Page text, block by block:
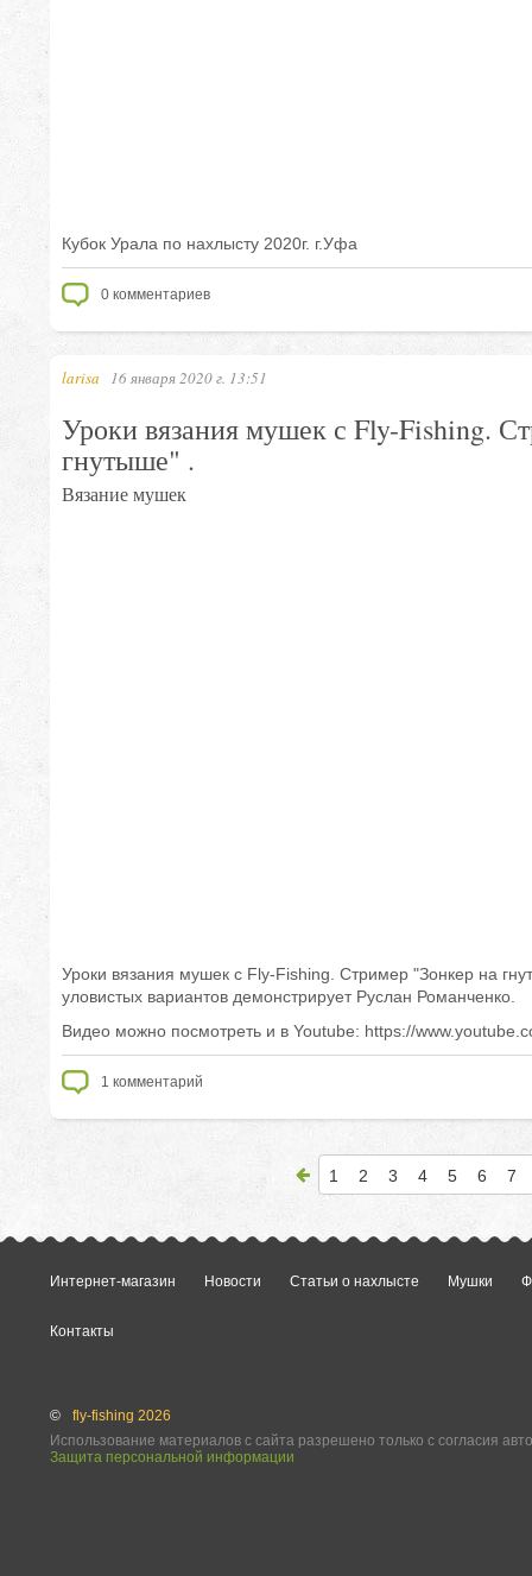
Кубок Урала по нахлысту 2020г. г.Уфа
0 комментариев
larisa 16 января 2020 г. 13:51
Уроки вязания мушек с Fly-Fishing.
гнутыше" .
Вязание мушек
Уроки вязания мушек с Fly-Fishing. Стример "Зонкер на
уловистых вариантов демонстрирует Руслан Романченко.
Видео можно посмотреть и в Youtube: https://
1 комментарий
1 2 3 4 5 6 7
Интернет-магазин Новости Статьи о нахлысте Мушки
Контакты
©
fly-fishing 2026
Использование материалов с сайта разрешено только с согласия
Защита персональной информации